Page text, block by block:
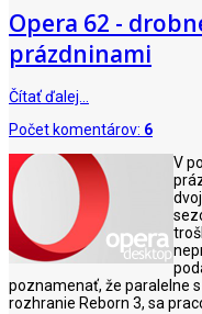
Opera 62 -
prázdninami
Čítať ďalej…
Počet komentárov: 6
V
poznamenať, že paralelne
rozhranie Reborn 3, sa